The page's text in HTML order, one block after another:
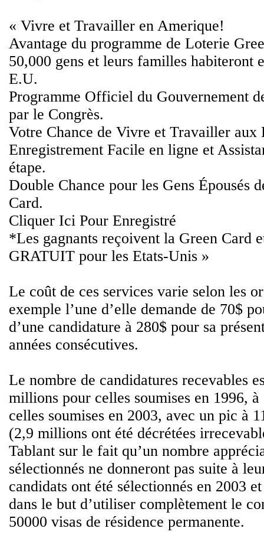
« Vivre et Travailler en Amerique!
Avantage du programme de Loterie
50,000 gens et leurs familles habiteront
E.U.
Programme Officiel du Gouvernement
par le Congrès.
Votre Chance de Vivre et Travailler aux
Enregistrement Facile en ligne et
étape.
Double Chance pour les Gens Épousés
Card.
Cliquer Ici Pour Enregistré
*Les gagnants reçoivent la Green Card
GRATUIT pour les Etats-Unis »
Le coût de ces services varie selon les
exemple l’une d’elle demande de 70$
d’une candidature à 280$ pour sa
années consécutives.
Le nombre de candidatures recevables
millions pour celles soumises en 1996,
celles soumises en 2003, avec un pic à
(2,9 millions ont été décrétées
Tablant sur le fait qu’un nombre
sélectionnés ne donneront pas suite à
candidats ont été sélectionnés en 2003
dans le but d’utiliser complètement le
50000 visas de résidence permanente.